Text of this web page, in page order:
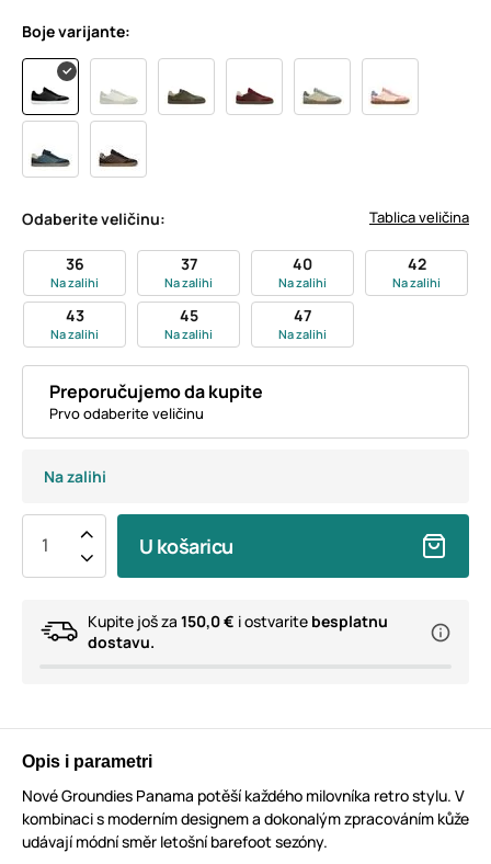
Boje varijante:
Tablica veličina
Odaberite veličinu:
36
Na zalihi
37
Na zalihi
40
Na zalihi
42
Na zalihi
43
Na zalihi
45
Na zalihi
47
Na zalihi
Preporučujemo da kupite
Prvo odaberite veličinu
Na zalihi
U košaricu
Kupite još za 150,0 € i ostvarite besplatnu
dostavu.
Opis i parametri
Nové Groundies Panama potěší každého milovníka retro stylu. V
kombinaci s moderním designem a dokonalým zpracováním kůže
udávají módní směr letošní barefoot sezóny.